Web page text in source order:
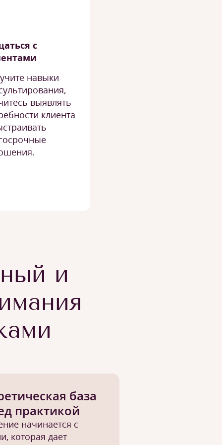
с
навыки
выявлять
клиента
и
база
практикой
начинается с
которая дает